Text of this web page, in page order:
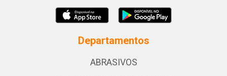
Departamentos
ABRASIVOS